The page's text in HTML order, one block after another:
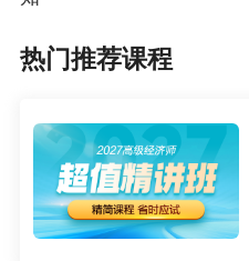
热门推荐课程